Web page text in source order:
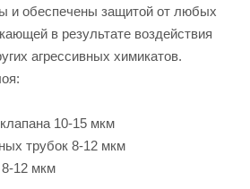
и обеспечены защитой от любых
в результате воздействия
агрессивных химикатов.
10-15 мкм
трубок 8-12 мкм
12 мкм